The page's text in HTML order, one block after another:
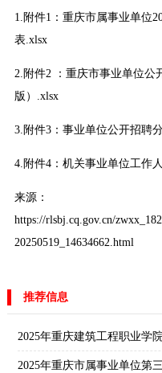
1. 附件1：重庆市属事业单位
表.xlsx
2. 附件2 ：重庆市事业单位公
版）.xlsx
3. 附件3：事业单位公开招聘
4. 附件4：机关事业单位工作
来源：
https://rlsbj.cq.gov.cn/
20250519_14634662.html
推荐信息
2025年重庆市属事业单位第